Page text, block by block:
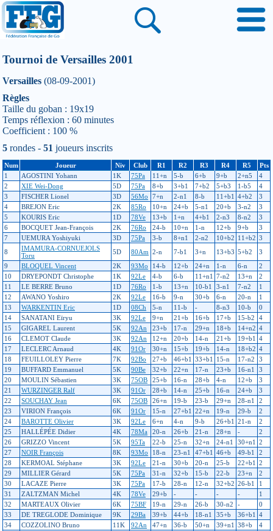
Tournoi de Versailles 2001
Versailles (08-09-2001)
Règles
Taille du goban : 19x19
Temps réflexion : 60 minutes
Coefficient : 100 %
5 rondes - 51 joueurs inscrits
Num Joueur Niv Club R1 R2 R3 R4 R5
Pts
1
AGOSTINI Yohann 1K 75Pa 11+n 5-b 6+b 9+b 2+n5
4
2
XIE Wei-Dong 5D 75Pa 8+b 3+b1 7+b2 5+b3 1-b5
4
3
FISCHER Lionel 3D 56Mo 7+n 2-n1 8-b 11+b1 4+b2
3
4
BREJON Eric 2K 85Ro 10+n 24+b 5-n1 20+b 3-n2
3
5
KOURIS Eric 1D 78Ve 13+b 1+n 4+b1 2-n3 8-n2
3
6
BOCQUET Jean-François 2K 76Ro 24-b 10+n 1-n 12+b 9+b
3
7
UEMURA Yoshiyuki 3D 75Pa 3-b 8+n1 2-n2 10+b2 11+b2 3
8
IMAMURA-CORNUEJOLS
Toru
5D 80Am 2-n 7-b1 3+n 13+b3 5+b2
3
9
BLOQUEL Vincent 2K 93Mo 14-b 12+b 24+n 1-n 6-n
2
10
DRYEPONDT Christophe 1K 92Le 4-b 6-b 11+n1 7-n2 13+n
2
11
LE BERRE Bruno 1D 76Ro 1-b 13+n 10-b1 3-n1 7-n2
1
12
AWANO Yoshiro 2K 92Le 16-b 9-n 30+b 6-n 20-n
1
13
WARKENTIN Eric 1D 08Ch 5-n 11-b - 8-n3 10-b
0
14
SANATANI Eïryu 3K 92Le 9+n 21+b 16+b 17+b 15-b2
4
15
GIGAREL Laurent 5K 92An 23+b 17-n 29+n 18+b 14+n2 4
16
CLEMOT Claude 3K 92An 12+n 20+b 14-n 21+b 19+b1 4
17
LECLERC Arnaud 4K 91Or 30+n 15+b 19+b 14-n 18+b2 4
18
FEUILLOLEY Pierre 7K 92Bo 27+b 46+b1 33+b1 15-n 17-n2
3
19
BUFFARD Emmanuel 5K 90Be 32+b 22+n 17-n 23+b 16-n1
3
20
MOULIN Sébastien 3K 75OB 25+b 16-n 28+b 4-n 12+b
3
21
WURZINGER Ralf 3K 91Or 28+b 14-n 25+b 16-n 24+b
3
22
SOUCHAY Jean 6K 75OB 26+n 19-b 23-b 29+n 28-n1
2
23
VIRION François 6K 91Or 15-n 27+b1 22+n 19-n 29-b
2
24
BAROTTE Olivier 3K 92Le 6+n 4-n 9-b 26+b1 21-n
2
25
HALLÉPÉE Didier 4K 78Ma 20-n 26+b 21-n 28+n -
2
26
GRIZZO Vincent 5K 95Ta 22-b 25-n 32+n 24-n1 30+n1 2
27
NOIR François 8K 93Mo 18-n 23-n1 47+b1 46+b 49-b1
2
28
KERMOAL Stéphane 3K 92Le 21-n 30+b 20-n 25-b 22+b1 2
29
MILLIER Gérard 5K 75Pa 31-n 32+b 15-b 22-b 23+n
2
30
LACAZE Pierre 3K 75Pa 17-b 28-n 12-n 32+b2 26-b1
1
31
ZALTZMAN Michel 4K 78Ve 29+b - - - -
1
32
MARTEAUX Olivier 6K 75BF 19-n 29-n 26-b 30-n2 -
0
33
DE TREGLODE Dominique 9K 29Ba 39+b 44+b 18-n1 35+b 36+b1 4
34
COZZOLINO Bruno 11K 92An 47+n 36-b 50+n 39+n1 38+b
4